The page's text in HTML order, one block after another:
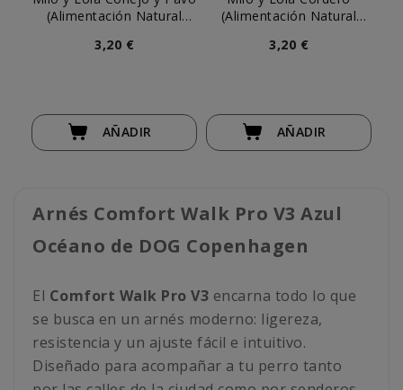
(Alimentación Natural
3,20 €
AÑADIR
(Alimentación Natural
3,20 €
AÑADIR
Arnés Comfort Walk Pro V3 Azul
Océano de DOG Copenhagen
El Comfort Walk Pro V3 encarna todo lo que
se busca en un arnés moderno: ligereza,
resistencia y un ajuste fácil e intuitivo.
Diseñado para acompañar a tu perro tanto